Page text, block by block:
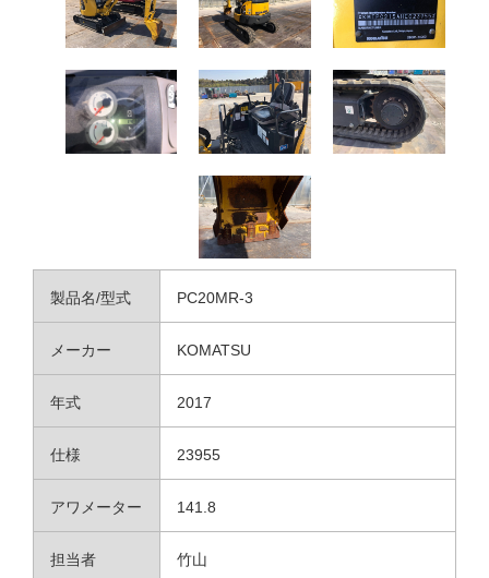
製品名/型式 PC20MR-3
メーカー KOMATSU
年式 2017
仕様 23955
アワメーター 141.8
担当者 竹山